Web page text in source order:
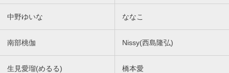
中野ゆいな ななこ
南部桃伽 Nissy(西島隆弘)
生見愛瑠(めるる) 橋本愛